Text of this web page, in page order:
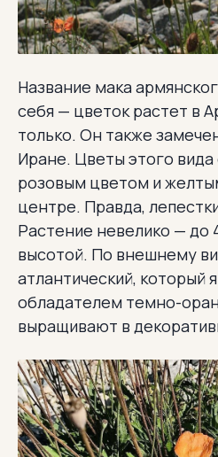
Название мака
себя — цветок растет в
только. Он также
Иране. Цветы этого
розовым цветом и
центре. Правда,
Растение невелико — до
высотой. По внешнему
атлантический, который
обладателем темно-
выращивают в